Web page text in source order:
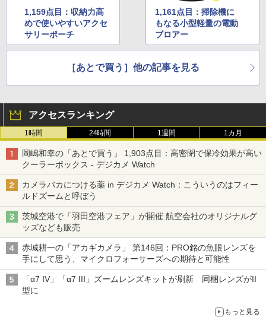
1,159点目：収納力高
めで使いやすいアクセ
サリーポーチ
1,161点目：掃除機に
もなる小型軽量の電動
ブロアー
［あとで買う］他の記事を見る
アクセスランキング
1時間 24時間 1週間 1カ月
岡嶋和幸の「あとで買う」 1,903点目：高密閉で保冷効果が高い
クーラーボックス - デジカメ Watch
カメラバカにつける薬 in デジカメ Watch：こういうのはフィー
ルドズームと呼ぼう
茨城空港で「羽田空港フェア」が開催 航空会社のオリジナルグ
ッズなども販売
赤城耕一の「アカギカメラ」 第146回：PRO銘の魚眼レンズを
手にして思う、マイクロフォーサーズへの期待と可能性
「α7 IV」「α7 III」ズームレンズキットが刷新 同梱レンズがII
型に
もっと見る